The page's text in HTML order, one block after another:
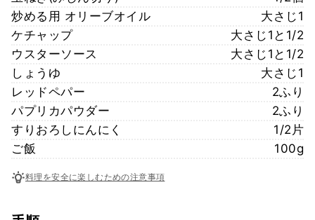
炒める用 オリーブオイル
大さじ1
ケチャップ
大さじ1と1/2
ウスターソース
大さじ1と1/2
しょうゆ
大さじ1
レッドペパー
2ふり
パプリカパウダー
2ふり
すりおろしにんにく
1/2片
ご飯
100g
料理を安全に楽しむための注意事項